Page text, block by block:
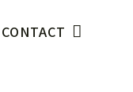
CONTACT